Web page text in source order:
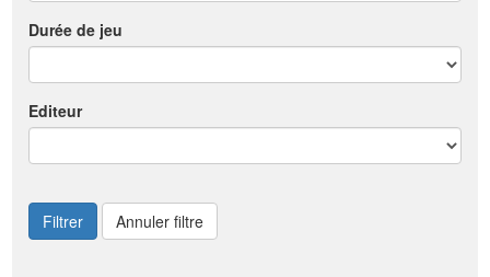
Durée de jeu
Editeur
Filtrer Annuler filtre